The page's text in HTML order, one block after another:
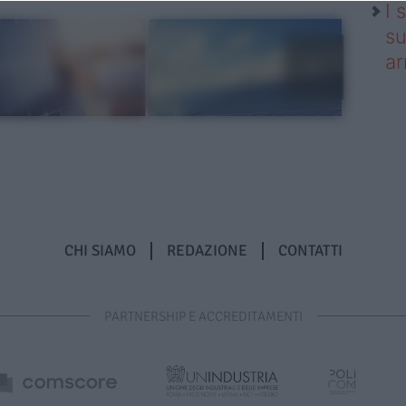
I
CHI SIAMO REDAZIONE CONTATTI
PARTNERSHIP E ACCREDITAMENTI